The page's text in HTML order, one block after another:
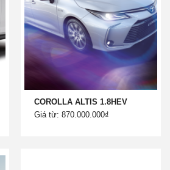
COROLLA ALTIS 1.8HEV
Giá từ: 870.000.000₫